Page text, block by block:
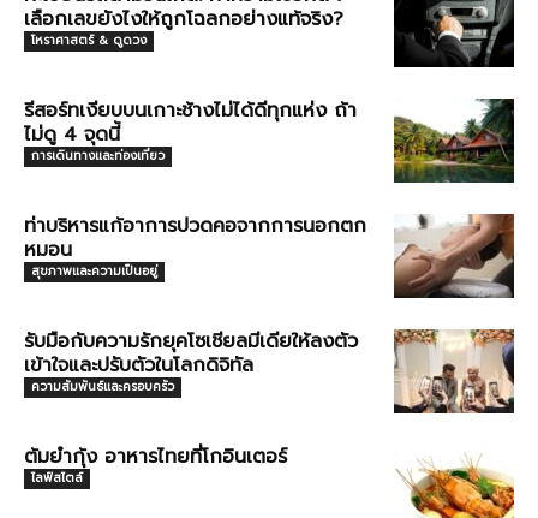
เลือกเลขยังไงให้ถูกโฉลกอย่างแท้จริง?
โหราศาสตร์ & ดูดวง
รีสอร์ทเงียบบนเกาะช้างไม่ได้ดีทุกแห่ง ถ้า
ไม่ดู 4 จุดนี้
การเดินทางและท่องเที่ยว
ท่าบริหารแก้อาการปวดคอจากการนอกตก
หมอน
สุขภาพและความเป็นอยู่
รับมือกับความรักยุคโซเชียลมีเดียให้ลงตัว
เข้าใจและปรับตัวในโลกดิจิทัล
ความสัมพันธ์และครอบครัว
ต้มยำกุ้ง อาหารไทยที่โกอินเตอร์
ไลฟ์สไตล์